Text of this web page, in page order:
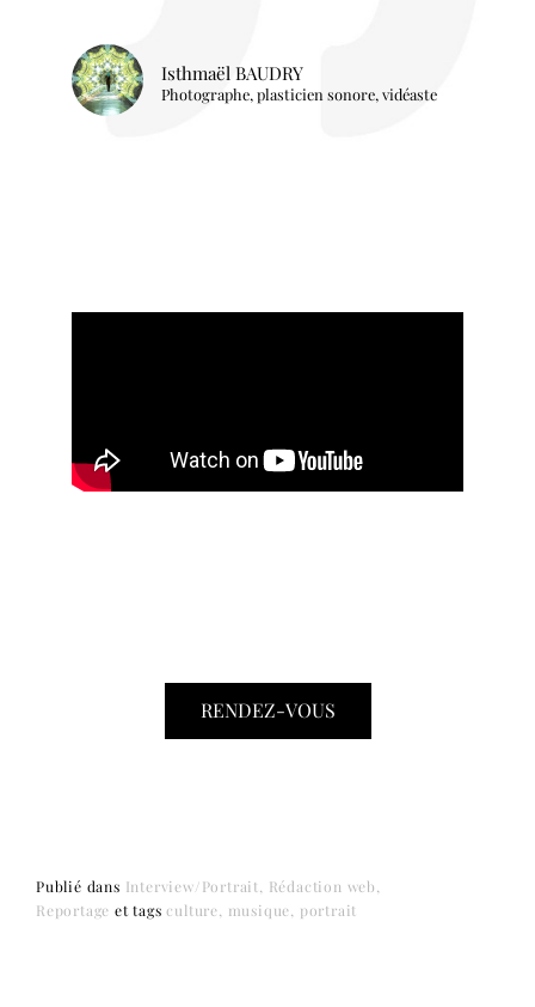
Isthmaël BAUDRY
Photographe, plasticien sonore, vidéaste
RENDEZ-VOUS
Publié dans Interview/Portrait
Rédaction web
Reportage ettagsculture musique portrait